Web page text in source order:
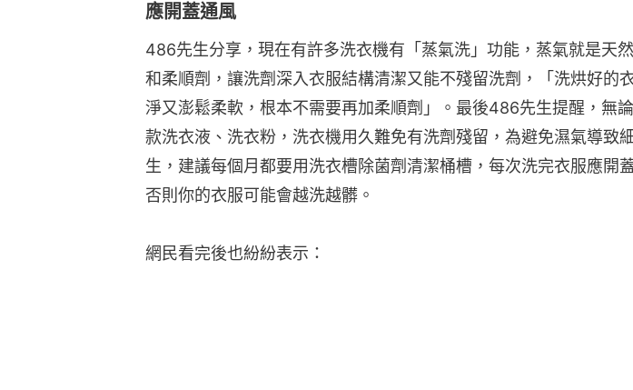
應開蓋通風
486先生分享，現在有許多洗衣機有「蒸氣洗」功能，蒸氣就是天
和柔順劑，讓洗劑深入衣服結構清潔又能不殘留洗劑，「洗烘好的
淨又澎鬆柔軟，根本不需要再加柔順劑」。最後486先生提醒，無
款洗衣液、洗衣粉，洗衣機用久難免有洗劑殘留，為避免濕氣導致
生，建議每個月都要用洗衣槽除菌劑清潔桶槽，每次洗完衣服應開
否則你的衣服可能會越洗越髒。
網民看完後也紛紛表示：